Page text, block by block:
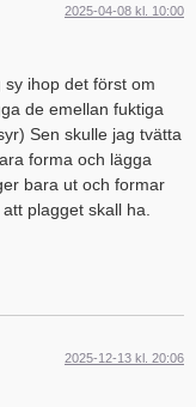
2025-04-08 kl. 10:00
sy ihop det först om
de emellan fuktiga
Sen skulle jag tvätta
forma och lägga
bara ut och formar
plagget skall ha.
2025-12-13 kl. 20:06